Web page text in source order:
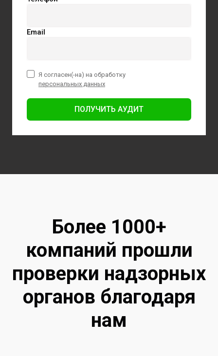
Email
ПОЛУЧИТЬ АУДИТ
Я согласен(-на) на обработку
персональных данных
Более 1000+
компаний прошли
проверки надзорных
органов благодаря
нам